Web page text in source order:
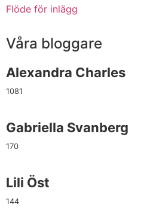
Flöde för inlägg
Våra bloggare
Alexandra Charles
1081
Gabriella Svanberg
170
Lili Öst
144